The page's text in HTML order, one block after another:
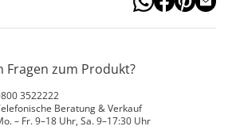
Fragen zum Produkt?
3522222
Beratung & Verkauf
– Fr. 9–18 Uhr, Sa. 9–17:30 Uhr